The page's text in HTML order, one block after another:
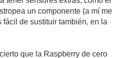
un componente (a mí me
fácil de sustituir también, en la
que la Raspberry de cero